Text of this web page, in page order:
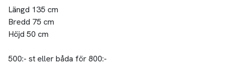
Längd 135 cm
Bredd 75 cm
Höjd 50 cm
500:- st eller båda för 800:-